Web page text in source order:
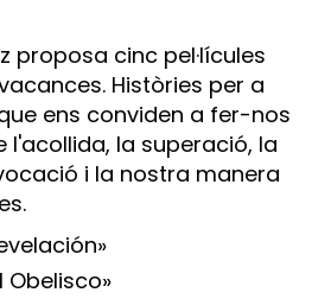
proposa cinc pel·lícules
Històries per a
ens conviden a fer-nos
l'acollida, la superació, la
i la nostra manera
Obelisco»